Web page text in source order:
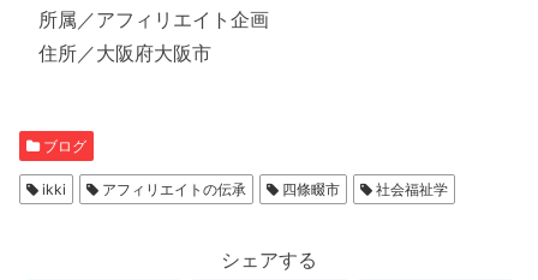
所属／アフィリエイト企画
住所／大阪府大阪市
ブログ
ikki アフィリエイトの伝承 四條畷市 社会福祉学
シェアする